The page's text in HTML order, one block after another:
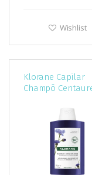
Wishlist
Klorane Capilar
Champô
Grisalhos 200ml